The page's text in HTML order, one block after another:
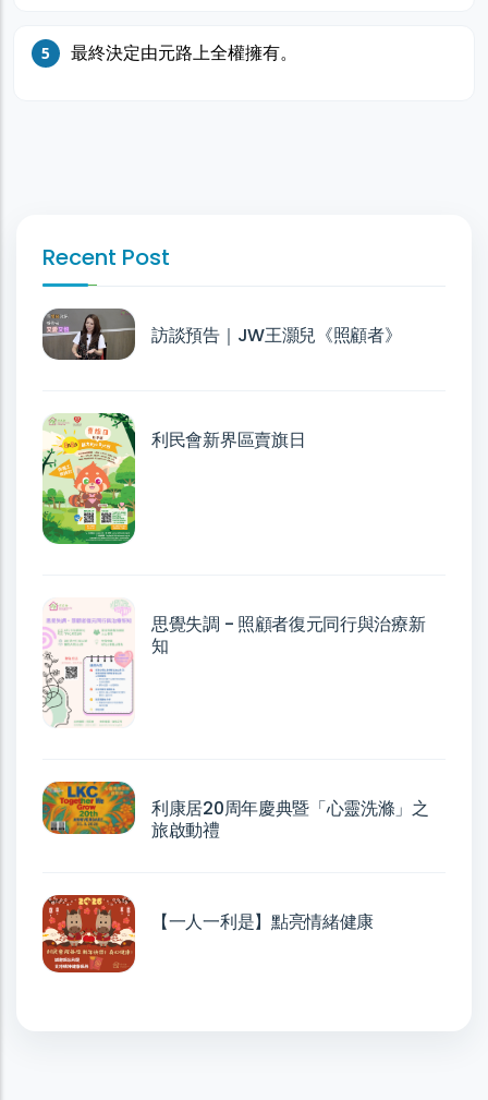
最終決定由元路上全權擁有。
Recent Post
訪談預告｜JW王灝兒《照顧者》
利民會新界區賣旗日
思覺失調 - 照顧者復元同行與治療新
知
利康居20周年慶典暨「心靈洗滌」之
旅啟動禮
【一人一利是】點亮情緒健康